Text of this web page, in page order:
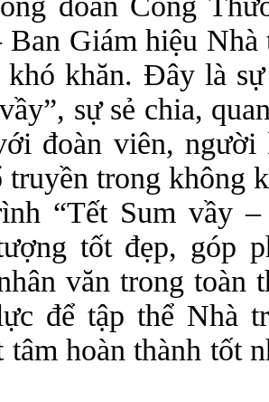
Giám hiệu Nhà
khó khăn. Đây là
sự sẻ chia,
đoàn viên,
truyền trong không
“Tết Sum vầy
tốt đẹp, góp
văn trong toàn
để tập thể Nhà
tâm hoàn thành tốt